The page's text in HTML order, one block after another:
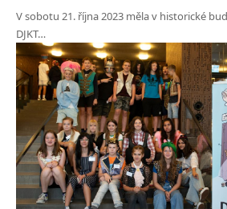
V sobotu 21. října 2023 měla v historické
DJKT…